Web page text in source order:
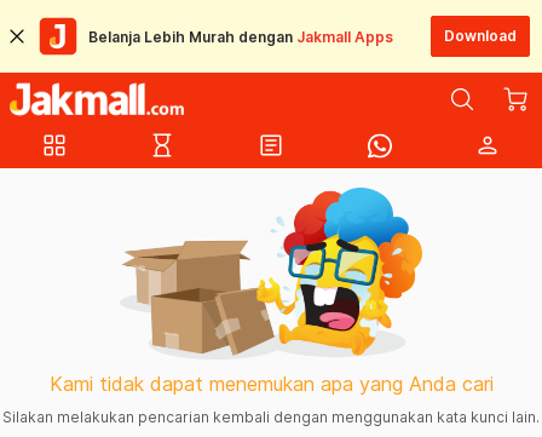
Belanja Lebih Murah dengan Jakmall Apps Download
grid_view hourglass_empty article person
Kami tidak dapat menemukan apa yang Anda cari
Silakan melakukan pencarian kembali dengan menggunakan kata kunci lain.